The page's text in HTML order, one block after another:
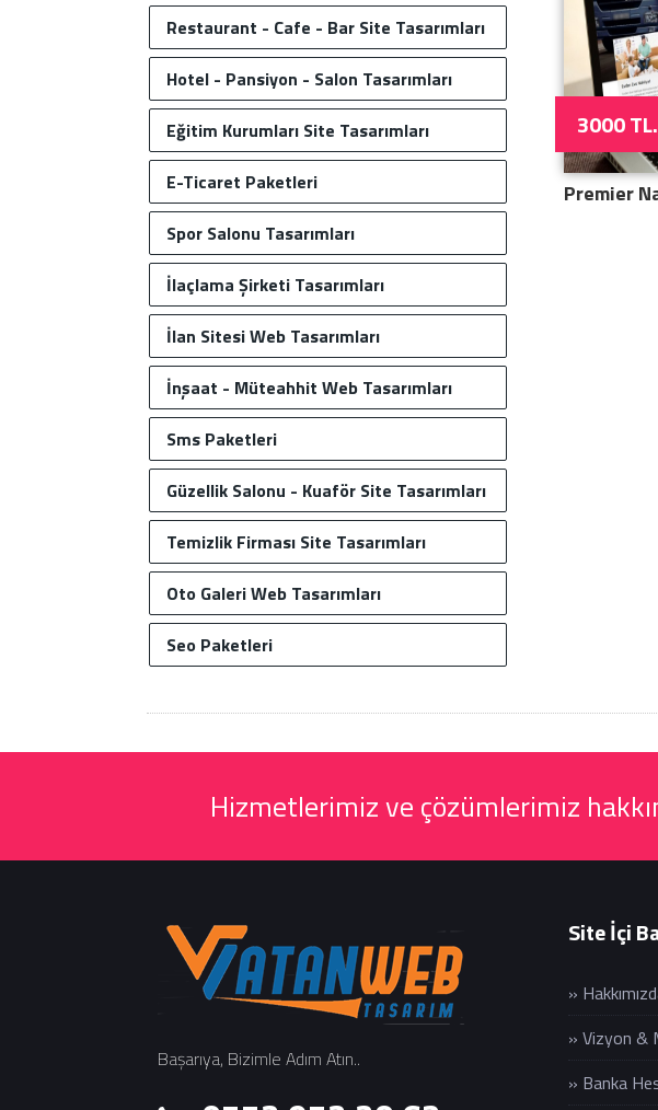
Restaurant - Cafe - Bar Site Tasarımları
Hotel - Pansiyon - Salon Tasarımları
Eğitim Kurumları Site Tasarımları
E-Ticaret Paketleri
Spor Salonu Tasarımları
İlaçlama Şirketi Tasarımları
İlan Sitesi Web Tasarımları
İnşaat - Müteahhit Web Tasarımları
Sms Paketleri
Güzellik Salonu - Kuaför Site Tasarımları
Temizlik Firması Site Tasarımları
Oto Galeri Web Tasarımları
Seo Paketleri
3000 TL.
Premier
Hizmetlerimiz ve çözümlerimiz
Başarıya, Bizimle Adım Atın..
Site İçi
»
» Vizyon &
» Banka